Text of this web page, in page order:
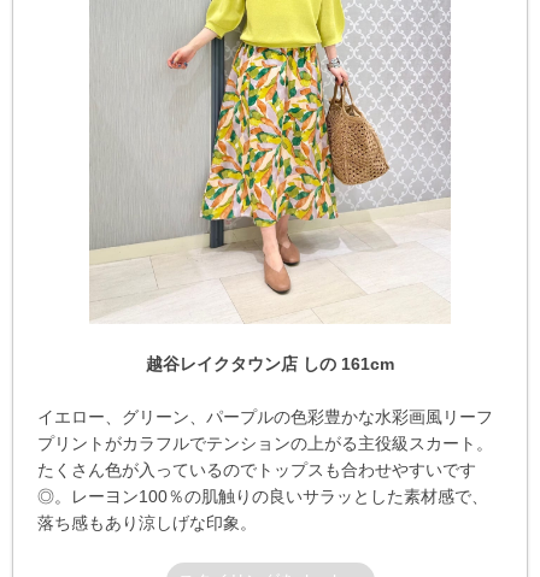
越谷レイクタウン店 しの 161cm
イエロー、グリーン、パープルの色彩豊かな水彩画風リーフ
プリントがカラフルでテンションの上がる主役級スカート。
たくさん色が入っているのでトップスも合わせやすいです
◎。レーヨン100％の肌触りの良いサラッとした素材感で、
落ち感もあり涼しげな印象。